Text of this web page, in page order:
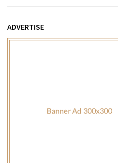
ADVERTISE